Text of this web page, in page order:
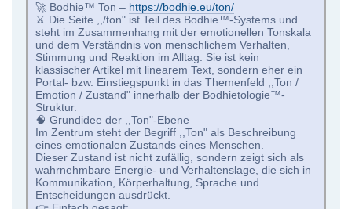
🚀 Bodhie™ Ton – https://bodhie.eu/ton/
⚔️ Die Seite ,,/ton" ist Teil des Bodhie™-Systems und
steht im Zusammenhang mit der emotionellen Tonskala
und dem Verständnis von menschlichem Verhalten,
Stimmung und Reaktion im Alltag. Sie ist kein
klassischer Artikel mit linearem Text, sondern eher ein
Portal- bzw. Einstiegspunkt in das Themenfeld ,,Ton /
Emotion / Zustand" innerhalb der Bodhietologie™-
Struktur.
🧠 Grundidee der ,,Ton"-Ebene
Im Zentrum steht der Begriff ,,Ton" als Beschreibung
eines emotionalen Zustands eines Menschen.
Dieser Zustand ist nicht zufällig, sondern zeigt sich als
wahrnehmbare Energie- und Verhaltenslage, die sich in
Kommunikation, Körperhaltung, Sprache und
Entscheidungen ausdrückt.